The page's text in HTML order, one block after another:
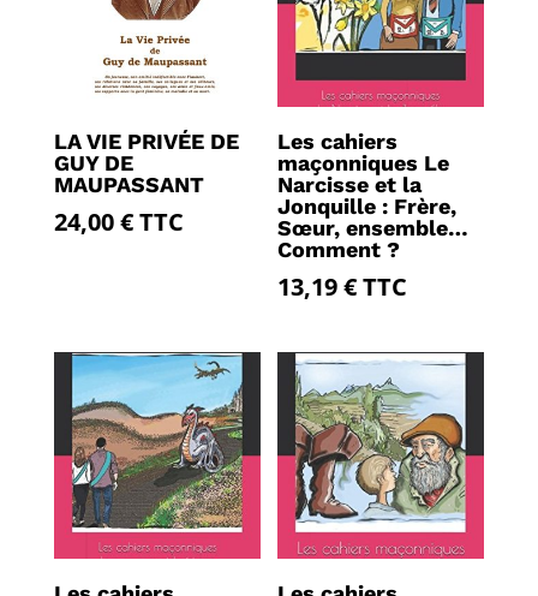
LA VIE PRIVÉE DE
GUY DE
MAUPASSANT
24,00€TTC
Les cahiers
maçonniques Le
Narcisse et la
Jonquille : Frère,
Sœur, ensemble…
Comment ?
13,19€TTC